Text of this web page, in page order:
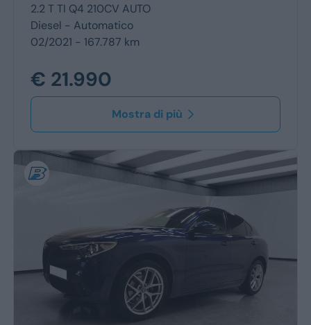
2.2 T TI Q4 210CV AUTO
Diesel - Automatico
02/2021 - 167.787 km
€ 21.990
Mostra di più